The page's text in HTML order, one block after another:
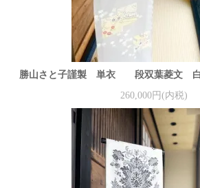
勝山さと子謹製 単衣 段双葉菱文
260,000円(内税)